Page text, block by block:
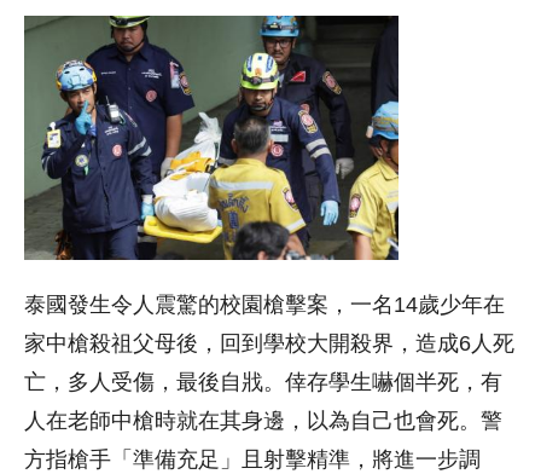
泰國發生令人震驚的校園槍擊案，一名14歲少年在
家中槍殺祖父母後，回到學校大開殺界，造成6人死
亡，多人受傷，最後自戕。倖存學生嚇個半死，有
人在老師中槍時就在其身邊，以為自己也會死。警
方指槍手「準備充足」且射擊精準，將進一步調